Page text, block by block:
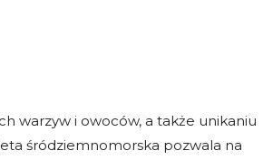
warzyw i owoców, a także unikaniu
śródziemnomorska pozwala na